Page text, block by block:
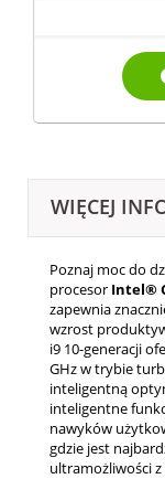
WIĘCEJ
Poznaj moc do
procesor Intel®
zapewnia
wzrost
i9 10-generacji
GHz w trybie
inteligentną
inteligentne
nawyków
gdzie jest
ultramożliwości